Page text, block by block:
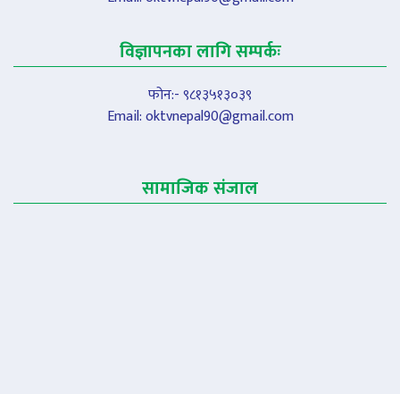
विज्ञापनका लागि सम्पर्कः
फोन:- ९८१३५१३०३९
Email:oktvnepal90@gmail.com
सामाजिक संजाल